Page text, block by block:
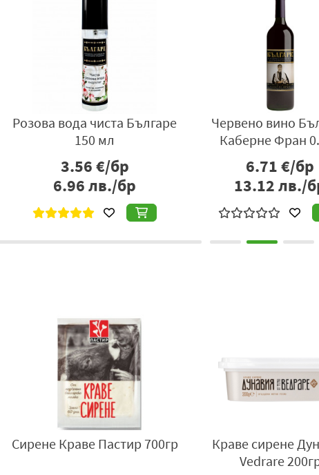
Розова вода чиста Българе
150 мл
3.56€/бр
6.96лв./бр
Червено вино
Каберне Фран
6.71€/бр
13.12лв./
Сирене Краве Пастир 700гр
Краве сирене
Vedrare